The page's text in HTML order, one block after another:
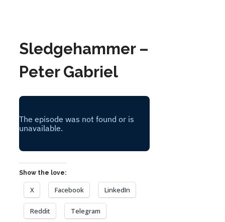
Sledgehammer –
Peter Gabriel
Show the love:
X Facebook LinkedIn
Reddit Telegram